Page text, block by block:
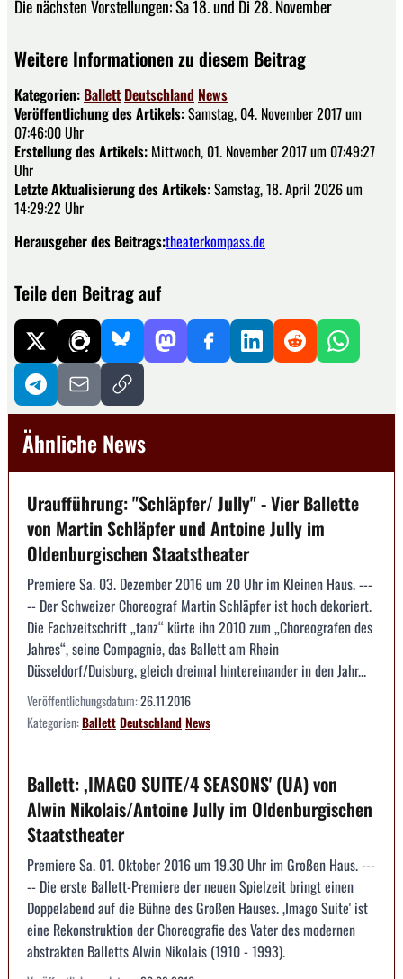
Die nächsten Vorstellungen: Sa 18. und Di 28. November
Weitere Informationen zu diesem Beitrag
Kategorien: Ballett Deutschland News
Veröffentlichung des Artikels:Samstag, 04. November 2017 um
07:46:00 Uhr
Erstellung des Artikels: Mittwoch, 01. November 2017 um 07:49:27
Uhr
Letzte Aktualisierung des Artikels:Samstag, 18. April 2026 um
14:29:22 Uhr
Herausgeber des Beitrags:theaterkompass.de
Teile den Beitrag auf
Ähnliche News
Uraufführung: "Schläpfer/ Jully" - Vier Ballette
von Martin Schläpfer und Antoine Jully im
Oldenburgischen Staatstheater
Premiere Sa. 03. Dezember 2016 um 20 Uhr im Kleinen Haus. ---
-- Der Schweizer Choreograf Martin Schläpfer ist hoch dekoriert.
Die Fachzeitschrift „tanz“ kürte ihn 2010 zum „Choreografen des
Jahres“, seine Compagnie, das Ballett am Rhein
Düsseldorf/Duisburg, gleich dreimal hintereinander in den Jahr...
Veröffentlichungsdatum:26.11.2016
Kategorien:BallettDeutschlandNews
Ballett: ,IMAGO SUITE/4 SEASONS' (UA) von
Alwin Nikolais/Antoine Jully im Oldenburgischen
Staatstheater
Premiere Sa. 01. Oktober 2016 um 19.30 Uhr im Großen Haus. ---
-- Die erste Ballett-Premiere der neuen Spielzeit bringt einen
Doppelabend auf die Bühne des Großen Hauses. ,Imago Suite' ist
eine Rekonstruktion der Choreografie des Vater des modernen
abstrakten Balletts Alwin Nikolais (1910 - 1993).